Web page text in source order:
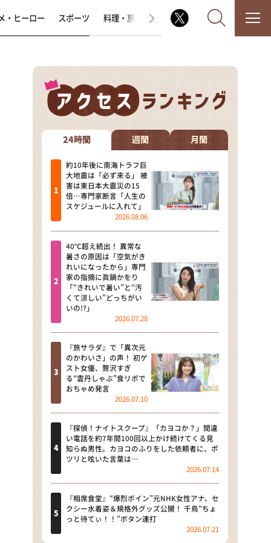
なるみ・岡村の過ぎるTV
相席食堂
これ余談なんですけど・・・
～人生密着トークバラエティ！
～ やすとものいたって真剣です
探偵！ナイトスクープ
news おかえり
河合＆A.B.C-Z塚田×福井アナ
「なんでやねん！？」（news お
かえり）
DAIGOも台所 ～きょうの献立 何
にする？～
本日はダイアンなり！シーズン２
朝だ！生です旅サラダ
教えて！ニュースライブ 正義の
ミカタ
ＬＩＦＥ～夢のカタチ～
新婚さんいらっしゃい！
ポツンと一軒家
ザキ山小屋本館
・ヒーロー スポーツ 料理・旅 ラジオ番組 その他
24時間 週間 月間
約10年後に南海トラフ巨
大地震は「必ず来る」 被
害は東日本大震災の15
倍…専門家断言「人生の
スケジュールに入れて」
2026.08.06
40℃超え続出！ 異常な
暑さの原因は「空気がき
れいになったから」専門
家の指摘に眞鍋かをり
「“きれいで暑い”と“汚
くて涼しい”どっちがい
いの!?」
2026.07.28
『旅サラダ』で「異次元
のかわいさ」の声！ 初ゲ
スト女優、贅沢すぎ
る“雲丹しゃぶ”食リポで
おちゃめ発言
2026.07.10
『探偵！ナイトスクープ』「カヨコか？」間違
い電話を約7年間100回以上かけ続けてくる見
知らぬ男性。カヨコのふりをした依頼者に、ポ
ツリと呟いた言葉は…
2026.07.14
『相席食堂』“爆烈ボイン”元NHK女性アナ、セ
クシー水着姿＆規格外グッズ公開！ 千鳥“ちょ
っと待てぃ！！”ボタン連打
2026.07.21